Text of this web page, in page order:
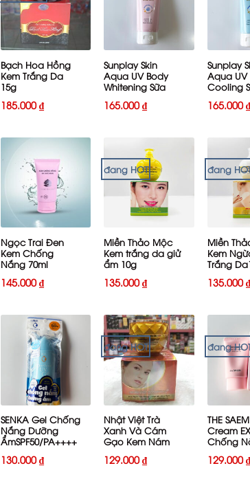
Bạch Hoa Hồng
Kem Trắng Da
15g
185.000₫
Sunplay Skin
Aqua UV Body
Whitening Sữa
dưỡng thể trắng
165.000₫
Sunplay
Aqua UV
Cooling
dưỡng
165.000₫
Ngọc Trai Đen
Kem Chống
Nắng 70ml
145.000₫
đang HOT
Miền Thảo Mộc
Kem trắng da giử
ẩm 10g
135.000₫
đang
Miền
Kem
Trắng
135.000₫
SENKA Gel Chống
Nắng Dưỡng
ẨmSPF50/PA++++
130.000₫
đang HOT
+
Nhật Việt Trà
Xanh Và Cám
Gạo Kem Nám
129.000₫
đang
+
THE
Cream
Chống
129.000₫